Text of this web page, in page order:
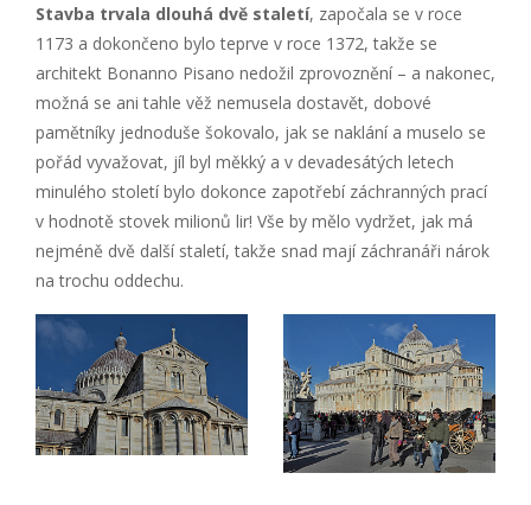
Stavba trvala dlouhá dvě staletí, započala se v roce
1173 a dokončeno bylo teprve v roce 1372, takže se
architekt Bonanno Pisano nedožil zprovoznění – a nakonec,
možná se ani tahle věž nemusela dostavět, dobové
pamětníky jednoduše šokovalo, jak se naklání a muselo se
pořád vyvažovat, jíl byl měkký a v devadesátých letech
minulého století bylo dokonce zapotřebí záchranných prací
v hodnotě stovek milionů lir! Vše by mělo vydržet, jak má
nejméně dvě další staletí, takže snad mají záchranáři nárok
na trochu oddechu.